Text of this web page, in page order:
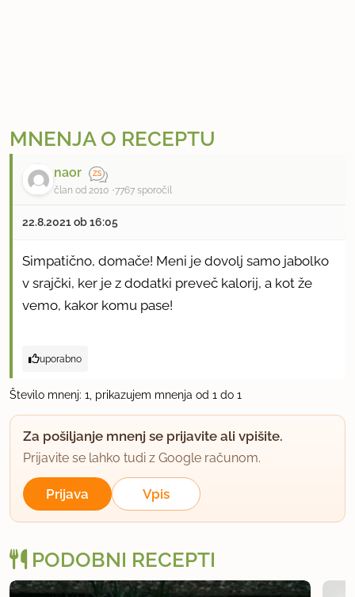
MNENJA O RECEPTU
naor
član od 2010 7767 sporočil
22.8.2021 ob 16:05
Simpatično, domače! Meni je dovolj samo jabolko
v srajčki, ker je z dodatki preveč kalorij, a kot že
vemo, kakor komu pase!
uporabno
Število mnenj: 1, prikazujem mnenja od 1 do 1
Za pošiljanje mnenj se prijavite ali vpišite.
Prijavite se lahko tudi z Google računom.
Prijava Vpis
PODOBNI RECEPTI